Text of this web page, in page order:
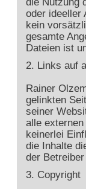
oder ideeller
kein
gesamte
Dateien ist
2. Links auf
Rainer
gelinkten
seiner
alle
keinerlei
die Inhalte
der
3. Copyright